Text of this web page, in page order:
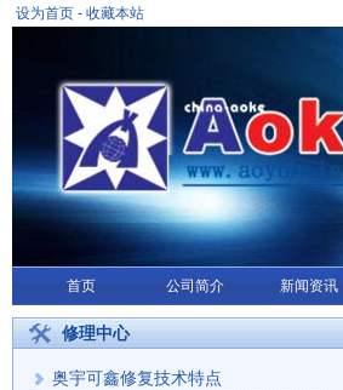
设为首页 - 收藏本站
首页 公司简介 新闻资讯
修理中心
奥宇可鑫修复技术特点